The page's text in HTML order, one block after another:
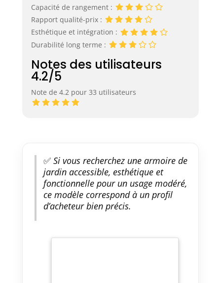
Capacité de rangement :
Rapport qualité-prix :
Esthétique et intégration :
Durabilité long terme :
Notes des utilisateurs
4.2/5
Note de 4.2 pour 33 utilisateurs
✅Si vous recherchez une armoire de
jardin accessible, esthétique et
fonctionnelle pour un usage modéré,
ce modèle correspond à un profil
d’acheteur bien précis.